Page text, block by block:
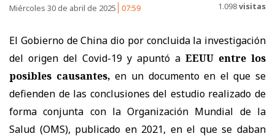
Miércoles 30 de abril de 2025 07:59 1.098visitas
El Gobierno de China dio por concluida la investigación
del origen del Covid-19 y apuntó a EEUU entre los
posibles causantes, en un documento en el que se
defienden de las conclusiones del estudio realizado de
forma conjunta con la Organización Mundial de la
Salud (OMS), publicado en 2021, en el que se daban